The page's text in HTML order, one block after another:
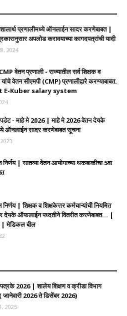
प्रणालीमध्ये ऑनलाईन सादर करणेबाबत |
अपलोड करावयाच्या कागदपत्रांची यादी
2024
वेतन प्रणाली - राज्यातील सर्व शिक्षक व
यांचे वेतन सीएमपी (CMP) प्रणालीद्वारे करण्याबाबत.
Kuber salary system
- माहे मे 2026 | माहे मे 2026 वेतन देयके
ऑनलाईन सादर करणेबाबत सूचना
| सातव्या वेतन आयोगाच्या थकबाकीचा 5वा
| शिक्षक व शिक्षकेत्तर कर्मचाऱ्यांची नियमित
देयके ऑफलाईन पध्दतीने वितरीत करणेबाबत... |
मेडिकल बील
2026 | शालेय शिक्षण व क्रीडा विभाग
जानेवारी 2026 ते डिसेंबर 2026)
2025